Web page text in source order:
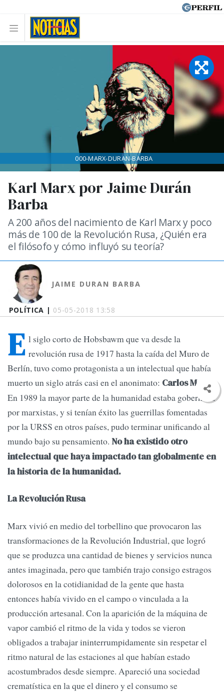
POLÍTICA | 05-05-2018 13:58
Karl Marx por Jaime Durán
Barba
A 200 años del nacimiento de Karl Marx y poco
más de 100 de la Revolución Rusa, ¿Quién era
el filósofo y cómo influyó su teoría?
JAIME DURAN BARBA
000-MARX-DURAN-BARBA
E l siglo corto de Hobsbawm que va desde la
revolución rusa de 1917 hasta la caída del Muro de
Berlín, tuvo como protagonista a un intelectual que había
muerto un siglo atrás casi en el anonimato: Carlos Marx
En 1989 la mayor parte de la humanidad estaba gobernada
por marxistas, y si tenían éxito las guerrillas fomentadas
por la URSS en otros países, pudo terminar unificando al
mundo bajo su pensamiento. No ha existido otro
intelectual que haya impactado tan globalmente en
la historia de la humanidad.
La Revolución Rusa
Marx vivió en medio del torbellino que provocaron las
transformaciones de la Revolución Industrial, que logró
que se produzca una cantidad de bienes y servicios nunca
antes imaginada, pero que también trajo consigo estragos
dolorosos en la cotidianidad de la gente que hasta
entonces había vivido en el campo o vinculada a la
producción artesanal. Con la aparición de la máquina de
vapor cambió el ritmo de la vida y todos se vieron
obligados a trabajar ininterrumpidamente sin respetar el
ritmo natural de las estaciones al que habían estado
acostumbrados desde siempre. Apareció una sociedad
crematística en la que el dinero y el consumo se